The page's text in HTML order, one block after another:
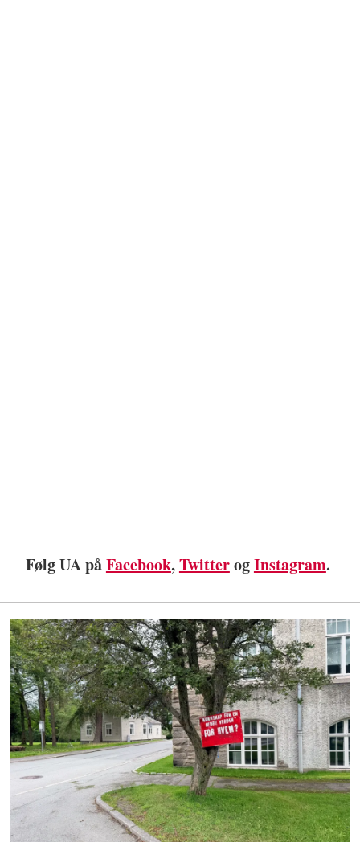
Følg UA påFacebook,TwitterogInstagram.